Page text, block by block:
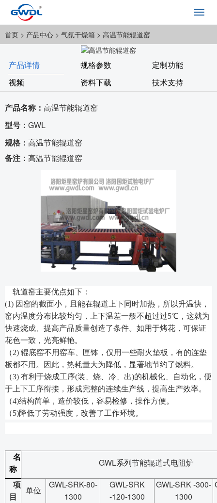
首页 > 产品中心 > 气氛干燥箱 > 高温节能辊道窑
产品详情 规格参数
定制功能
视频
资料下载 技术支持
产品名称： 高温节能辊道窑
型号： GWL
规格： 高温节能辊道窑
备注： 高温节能辊道窑
轨道窑主要优点如下：
(1) 因窑的截面小，且能在辊道上下同时加热，所以升温快，
窑内温度分布比较均匀，上下温差一般不超过过5℃ ，这就为
快速烧成、提高产品质量创造了条件。如用于烤花，可保证
花色一致，光亮鲜艳。
（2) 辊底窑不用窑车、匣钵，仅用一些耐火垫板，有的连垫
板都不用。因此，热耗量大为降低，显著地节约了燃料。
（3) 有利于烧成工序(装、烧、冷、出)的机械化、自动化，便
于上下工序衔接，形成完整的连续生产线，提高生产效率。
（4)结构简单，造价较低，容易检修，操作方便。
（5)降低了劳动强度，改善了工作环境。
名
称
GWL系列节能辊道式电阻炉
项
目
单位
GWL-SRK-80-
1300
GWL-SRK
-120-1300
GWL-SRK -300-
1300